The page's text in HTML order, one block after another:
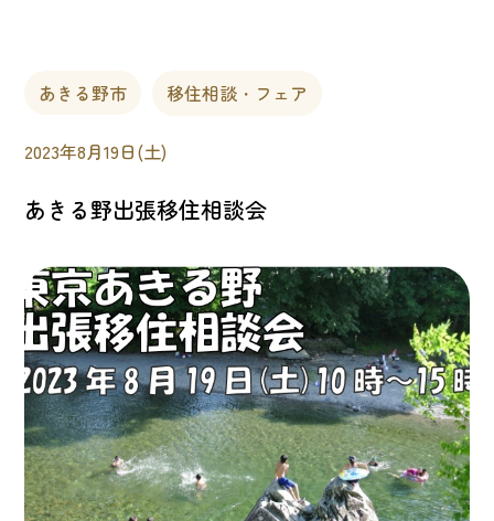
あきる野市 移住相談・フェア
2023年8月19日(土)
あきる野出張移住相談会